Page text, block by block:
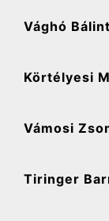
Vághó Bálint
Körtélyesi
Vámosi
Tiringer